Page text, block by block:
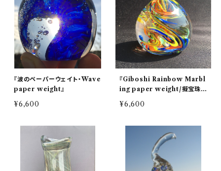
『波のペーパーウェイト・Wave
paper weight』
¥6,600
『Giboshi Rainbow Marbl
ing paper weight/擬宝珠
虹色 練り込み ペーパーウェイ
ト』
¥6,600